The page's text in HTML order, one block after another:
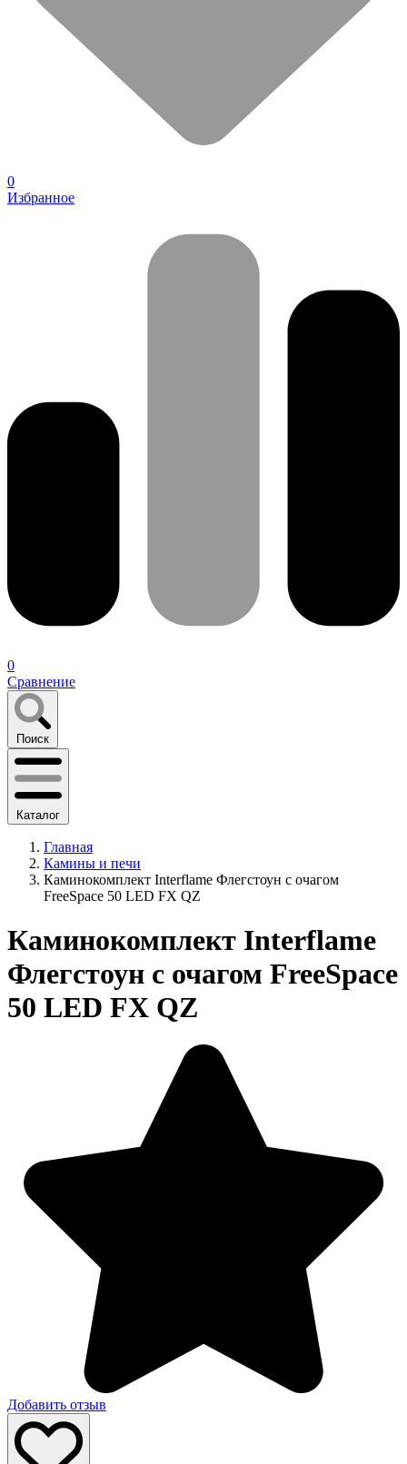
0
Избранное
0
Сравнение
Поиск
Каталог
Главная
Камины и печи
Каминокомплект Interflame Флегстоун с очагом
FreeSpace 50 LED FX QZ
Каминокомплект Interflame
Флегстоун с очагом FreeSpace
50 LED FX QZ
Добавить отзыв